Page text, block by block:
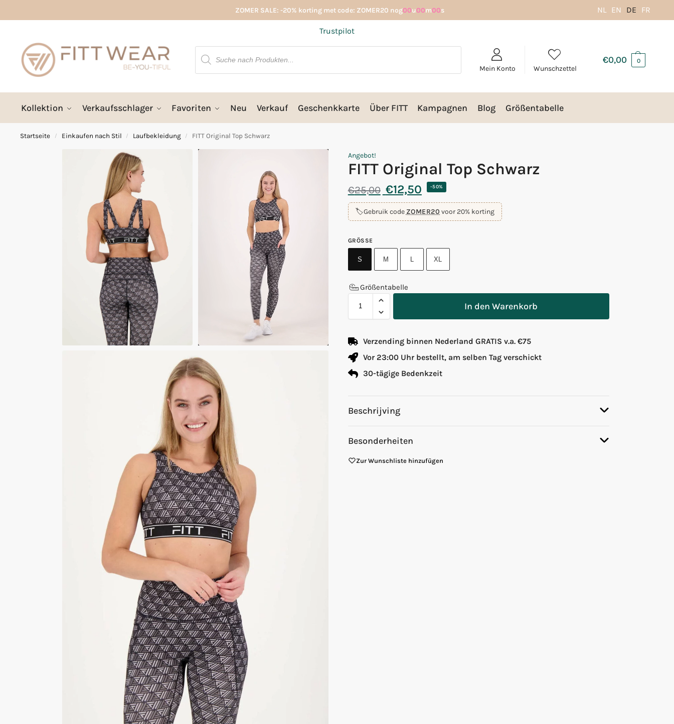
ZOMER SALE: -20% korting met code: ZOMER20 nog00u00m00s NL EN DE FR
Trustpilot
Mein Konto Wunschzettel
€0,00 0
Kollektion Verkaufsschlager Favoriten Neu Verkauf Geschenkkarte Über FITT Kampagnen Blog Größentabelle
Startseite / Einkaufen nach Stil / Laufbekleidung / FITT Original Top Schwarz
Angebot!
FITT Original Top Schwarz
€25,00 €12,50 -50%
🏷️Gebruik code ZOMER20 voor 20% korting
GRÖSSE
S M L XL
Größentabelle
In den Warenkorb
Verzending binnen Nederland GRATIS v.a. €75
Vor 23:00 Uhr bestellt, am selben Tag verschickt
30-tägige Bedenkzeit
Beschrijving
Besonderheiten
Zur Wunschliste hinzufügen